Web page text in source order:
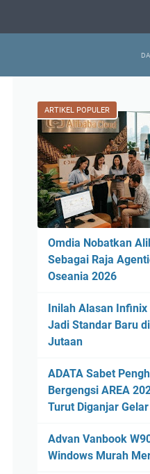
ARTIKEL POPULER
Omdia Nobatkan
Sebagai Raja
Oseania 2026
Inilah Alasan Infinix
Jadi Standar Baru
Jutaan
ADATA Sabet
Bergengsi AREA
Turut Diganjar
Advan Vanbook
Windows Murah